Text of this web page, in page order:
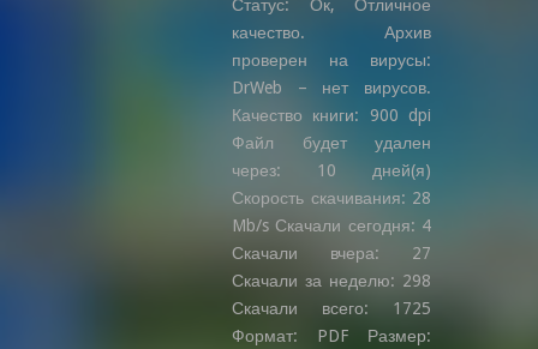
Статус: Ок, Отличное
качество. Архив
проверен на вирусы:
DrWeb – нет вирусов.
Качество книги: 900 dpi
Файл будет удален
через: 10 дней(я)
Скорость скачивания: 28
Mb/s Скачали сегодня: 4
Скачали вчера: 27
Скачали за неделю: 298
Скачали всего: 1725
Формат: PDF Размер: